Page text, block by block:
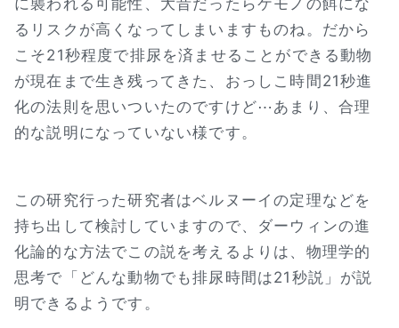
に襲われる可能性、大昔だったらケモノの餌にな
るリスクが高くなってしまいますものね。だから
こそ21秒程度で排尿を済ませることができる動物
が現在まで生き残ってきた、おっしこ時間21秒進
化の法則を思いついたのですけど⋯あまり、合理
的な説明になっていない様です。
この研究行った研究者はベルヌーイの定理などを
持ち出して検討していますので、ダーウィンの進
化論的な方法でこの説を考えるよりは、物理学的
思考で「どんな動物でも排尿時間は21秒説」が説
明できるようです。